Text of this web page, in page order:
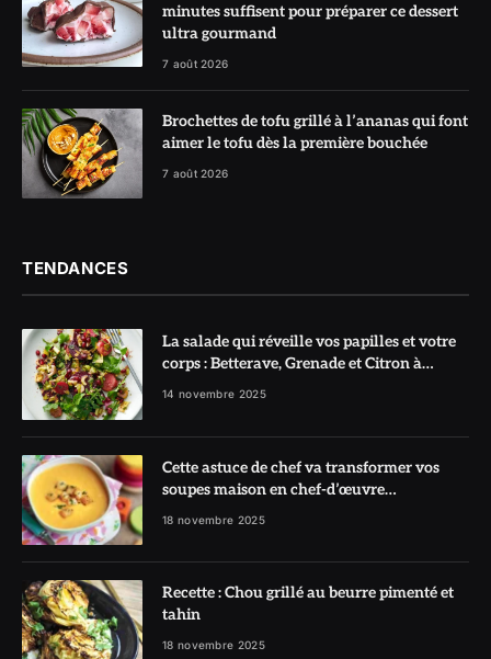
minutes suffisent pour préparer ce dessert
ultra gourmand
7 août 2026
Brochettes de tofu grillé à l’ananas qui font
aimer le tofu dès la première bouchée
7 août 2026
TENDANCES
La salade qui réveille vos papilles et votre
corps : Betterave, Grenade et Citron à
l’honneur
14 novembre 2025
Cette astuce de chef va transformer vos
soupes maison en chef-d’œuvre
réconfortant
18 novembre 2025
Recette : Chou grillé au beurre pimenté et
tahin
18 novembre 2025